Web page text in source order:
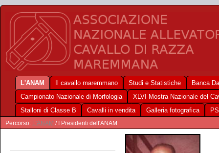
L'ANAM Il cavallo maremmano Studi e Statistiche
Banca
Campionato Nazionale di Morfologia
XLVI Mostra Nazionale del
Stalloni di Classe B
Cavalli in vendita Galleria fotografica
Percorso: L'ANAM / I Presidenti dell'ANAM